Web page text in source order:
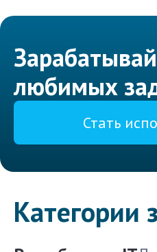
любимых
Стать
Категории